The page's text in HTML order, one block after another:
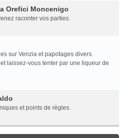
Orefici Moncenigo
raconter vos parties.
sur Venzia et papotages divers.
laissez-vous tenter par une liqueur de
et points de règles.